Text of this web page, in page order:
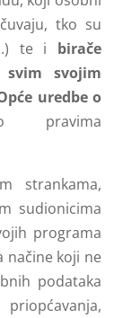
tko su
te i birače
svojim
uredbe o
strankama,
sudionicima
programa
načine koji ne
podataka